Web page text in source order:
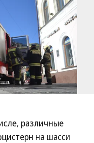
различные
на шасси